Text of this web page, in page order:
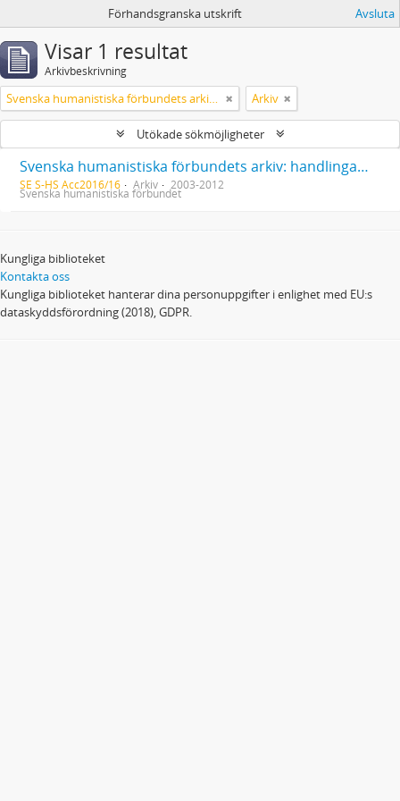
Förhandsgranska utskrift Avsluta
Visar 1 resultat
Arkivbeskrivning
Svenska humanistiska förbundets arkiv: handlingar 2003-2012 Arkiv
Utökade sökmöjligheter
Svenska humanistiska förbundets arkiv: handlingar 2003-2012
SE S-HS Acc2016/16 Arkiv 2003-2012
Svenska humanistiska förbundet
Kungliga biblioteket
Kontakta oss
Kungliga biblioteket hanterar dina personuppgifter i enlighet med EU:s
dataskyddsförordning (2018), GDPR.